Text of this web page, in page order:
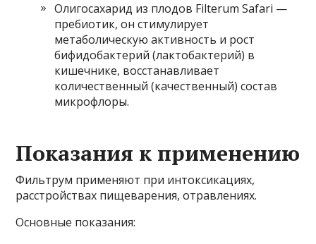
Олигосахарид из плодов Filterum Safari —
пребиотик, он стимулирует
метаболическую активность и рост
бифидобактерий (лактобактерий) в
кишечнике, восстанавливает
количественный (качественный) состав
микрофлоры.
Показания к применению
Фильтрум применяют при интоксикациях,
расстройствах пищеварения, отравлениях.
Основные показания: